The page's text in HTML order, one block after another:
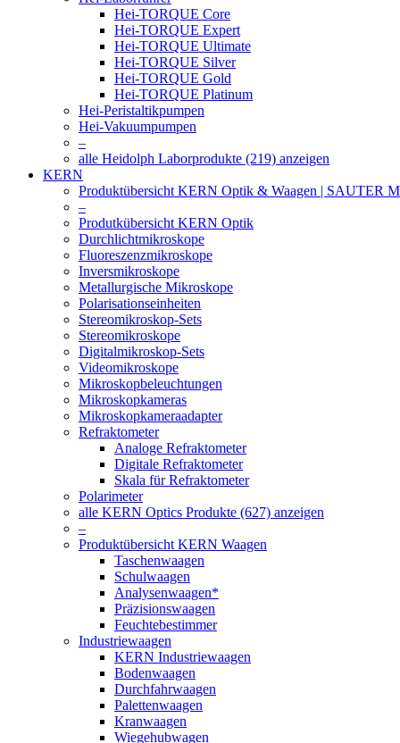
Hei-TORQUE Core
Hei-TORQUE Expert
Hei-TORQUE Ultimate
Hei-TORQUE Silver
Hei-TORQUE Gold
Hei-TORQUE Platinum
Hei-Peristaltikpumpen
Hei-Vakuumpumpen
–
alle Heidolph Laborprodukte (219) anzeigen
KERN
Produktübersicht KERN Optik & Waagen | SAUTER
–
Produtkübersicht KERN Optik
Durchlichtmikroskope
Fluoreszenzmikroskope
Inversmikroskope
Metallurgische Mikroskope
Polarisationseinheiten
Stereomikroskop-Sets
Stereomikroskope
Digitalmikroskop-Sets
Videomikroskope
Mikroskopbeleuchtungen
Mikroskopkameras
Mikroskopkameraadapter
Refraktometer
Analoge Refraktometer
Digitale Refraktometer
Skala für Refraktometer
Polarimeter
alle KERN Optics Produkte (627) anzeigen
–
Produktübersicht KERN Waagen
Taschenwaagen
Schulwaagen
Analysenwaagen*
Präzisionswaagen
Feuchtebestimmer
Industriewaagen
KERN Industriewaagen
Bodenwaagen
Durchfahrwaagen
Palettenwaagen
Kranwaagen
Wiegehubwagen